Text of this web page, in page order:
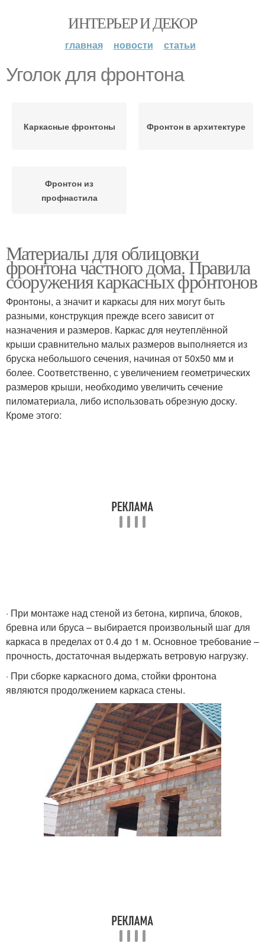
ИНТЕРЬЕР И ДЕКОР
главная новости статьи
Уголок для фронтона
Каркасные фронтоны Фронтон в архитектуре
Фронтон из
профнастила
Материалы для облицовки
фронтона частного дома. Правила
сооружения каркасных фронтонов
Фронтоны, а значит и каркасы для них могут быть
разными, конструкция прежде всего зависит от
назначения и размеров. Каркас для неутеплённой
крыши сравнительно малых размеров выполняется из
бруска небольшого сечения, начиная от 50х50 мм и
более. Соответственно, с увеличением геометрических
размеров крыши, необходимо увеличить сечение
пиломатериала, либо использовать обрезную доску.
Кроме этого:
· При монтаже над стеной из бетона, кирпича, блоков,
бревна или бруса – выбирается произвольный шаг для
каркаса в пределах от 0.4 до 1 м. Основное требование –
прочность, достаточная выдержать ветровую нагрузку.
· При сборке каркасного дома, стойки фронтона
являются продолжением каркаса стены.